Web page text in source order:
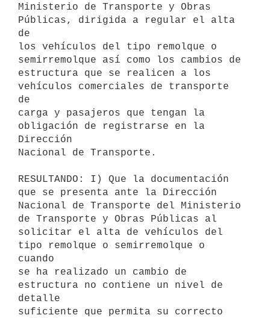
Ministerio de Transporte y Obras
Públicas, dirigida a regular el alta
de
los vehículos del tipo remolque o
semirremolque así como los cambios de
estructura que se realicen a los
vehículos comerciales de transporte
de
carga y pasajeros que tengan la
obligación de registrarse en la
Dirección
Nacional de Transporte.
RESULTANDO: I) Que la documentación
que se presenta ante la Dirección
Nacional de Transporte del Ministerio
de Transporte y Obras Públicas al
solicitar el alta de vehículos del
tipo remolque o semirremolque o
cuando
se ha realizado un cambio de
estructura no contiene un nivel de
detalle
suficiente que permita su correcto